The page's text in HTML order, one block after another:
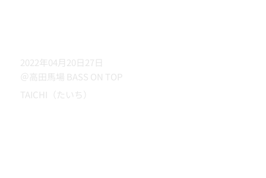
2022年04月20日27日
＠高田馬場 BASS ON TOP
TAICHI（たいち）